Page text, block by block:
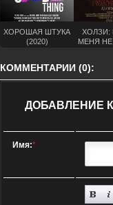
ХОРОШАЯ ШТУКА
(2020)
ХОЛЗИ:
МЕНЯ
КОММЕНТАРИИ (0):
ДОБАВЛЕНИЕ
Имя:*